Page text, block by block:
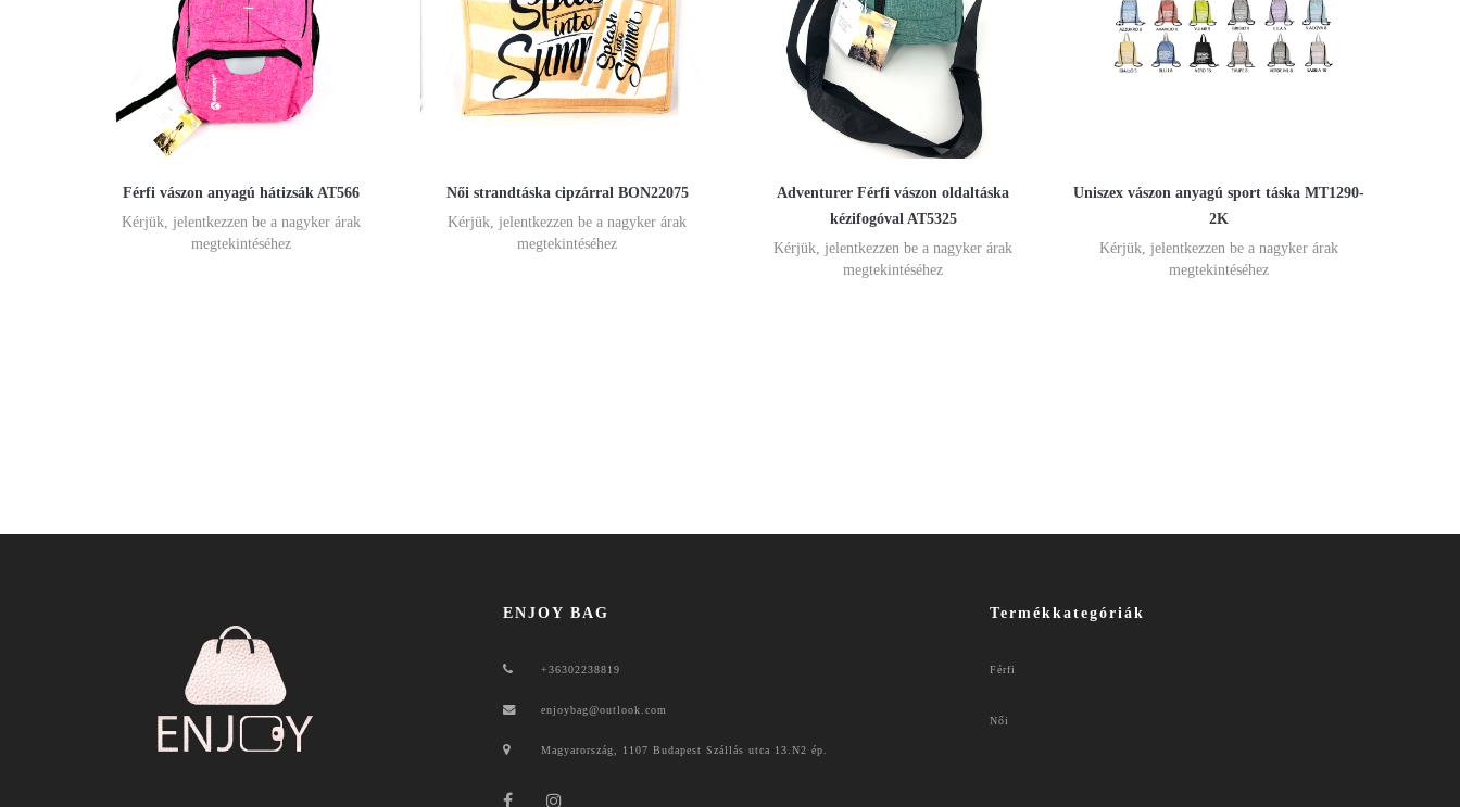
Férfi vászon anyagú hátizsák AT566
Kérjük, jelentkezzen be a nagyker árak
megtekintéséhez
Női strandtáska cipzárral BON22075
Kérjük, jelentkezzen be a nagyker árak
megtekintéséhez
Adventurer Férfi vászon oldaltáska
kézifogóval AT5325
Kérjük, jelentkezzen be a nagyker árak
megtekintéséhez
Uniszex vászon anyagú sport táska MT1290-
2K
Kérjük, jelentkezzen be a nagyker árak
megtekintéséhez
ENJOY BAG
+36302238819
enjoybag@outlook.com
Magyarország, 1107 Budapest Szállás utca 13.N2 ép.
Termékkategóriák
Férfi
Női